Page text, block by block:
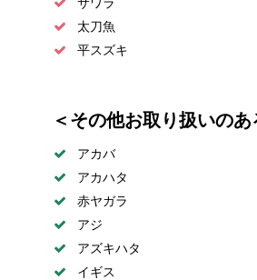
太刀魚
平スズキ
＜その他お取り扱いの
アカバ
アカハタ
赤ヤガラ
アジ
アズキハタ
イギス